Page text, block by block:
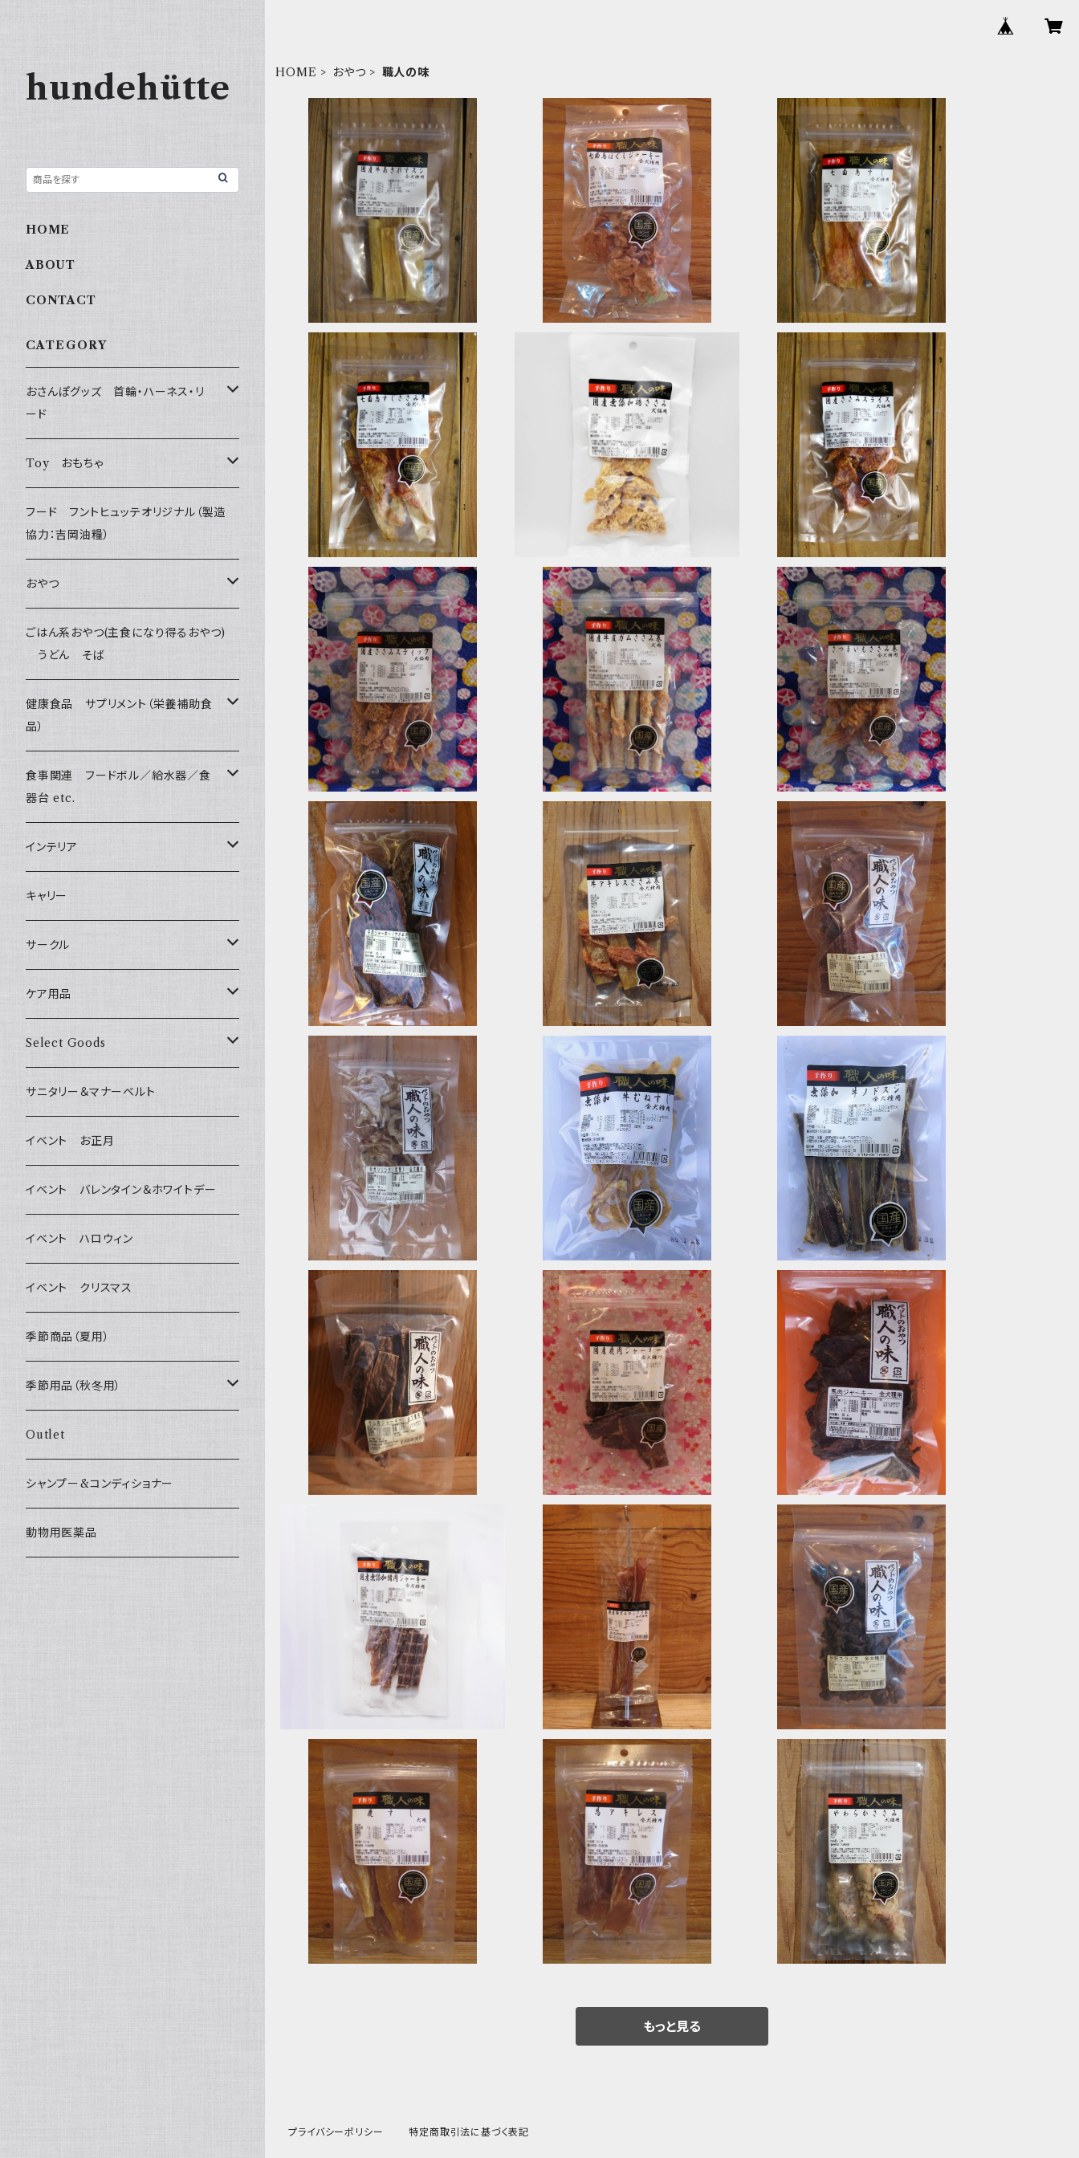
HOME おやつ 職人の味
国産牛あきれすスジ 職人の味
¥770
七面鳥ほぐしジャーキー 職人の味
¥660
SOLD OUT
七面鳥すじ 職人の味
¥660
SOLD OUT
七面鳥すじささみ巻 職人の味
¥660
SOLD OUT
国産無添加鶏ささみ 職人の味
¥660
SOLD OUT
国産ささみスライス 職人の味
¥660
SOLD OUT
国産ささみスティック 職人の味
¥648
SOLD OUT
国産牛皮ガムささみ巻 職人の味
¥648
SOLD OUT
さつまいもささみ巻 職人の味
¥660
SOLD OUT
牛肉ジャーキー(ヤオギモ) 職人の味
¥660
SOLD OUT
牛アキレスささみ巻 職人の味
¥660
SOLD OUT
牛タンジャーキー 職人の味
¥660
SOLD OUT
牛ガリリング 職人の味
¥648
SOLD OUT
無添加 牛むねすじ 職人の味
¥700
SOLD OUT
無添加牛ノドスジ 職人の味
¥900
SOLD OUT
ラム肉ジャーキー 職人の味
¥660
SOLD OUT
国産鹿肉ジャーキー 職人の味
¥660
SOLD OUT
馬肉ジャーキー 職人の味
¥660
SOLD OUT
国産無添加猪肉ジャーキー
¥660
SOLD OUT
国産豚ガムロング 職人の味
¥800
SOLD OUT
砂肝スライス 職人の味
¥648
SOLD OUT
鹿すじ 職人の味
¥733
SOLD OUT
馬アキレス 職人の味
¥924
SOLD OUT
やわらかささみ 職人の味
¥550
SOLD OUT
もっと見る
hundehütte
HOME
ABOUT
CONTACT
CATEGORY
おさんぽグッズ 首輪・ハーネス・リ
ード
フントヒュッテオリジナル Gold
Sサイズ(テープ幅1.5cm) _ 首輪&リードセッ
ト
Sサイズ(テープ幅1.5cm) _ 首輪
Sサイズ(テープ幅1.5cm) _ リード
XSサイズ(テープ幅1.0cm) _ 首輪&リードセ
ット
XSサイズ(テープ幅1.0cm) _ ハーネス&リー
XSサイズ(テープ幅1.0cm) _ ハーネス
XSサイズ(テープ幅1.0cm) _ リード
Mサイズ(テープ幅2.0cm) _ 首輪&リードセ
フントヒュッテオリジナル Silver
(販売終了)
Collar & Leash - XS（超小型犬・幼犬用）
Harness & Leash - XS（超小型犬･幼犬
フントヒュッテオリジナル Woven
Harness & Leash - XS
Harness & Leash Set - S
セレクト
幼犬・超小型犬用 _ 幅1.0cm
小型犬用 _ 幅1.5cm
中型犬用 _ 幅2.0cm
flexi フレキシリード(伸縮リード)
ライト
etc.
Toy おもちゃ
たまごちゃん
BESTEVER / ベストエバー
iDog&iCat
ぬいぐるみ
ラテックスTOY
PomPreece / ポンポリース
デンタル
etc.
BITE ME
フード フントヒュッテオリジナル（製造
協力：吉岡油糧）
おやつ
Bon・rupa(ボンルパ)
京
Bonpuchi
職人の味
ジャーキー
和菓子
愛犬の健康おやつ
POCHETINO
etc.
季節限定 お正月
季節限定 バレンタイン&ホワイトデー
季節限定 夏
季節限定 ハロウィン
季節限定 クリスマス
Wonderful Kitchen / (旧)P-ball
MEAT
FISH
グルテンフリー！ _ DOG TREE
ヒマラヤチーズ！ _ loasis
わんのはな
エリール
O.C.Farm
ごはん系おやつ(主食になり得るおやつ)
うどん そば
健康食品 サプリメント（栄養補助食
品）
涙やけ対策
健康維持
食糞防止
食事関連 フードボル／給水器／食
器台 etc.
フードボウル
給水器
食器台
インテリア
カドラー／ベッド
トイレ
キャリー
サークル
サークル
サークルカバー
ケア用品
ブラシ類
デンタルケア
除菌・抗菌・消臭
耳
静電気防止スプレー
Select Goods
Bichon Frise
サニタリー＆マナーベルト
イベント お正月
イベント バレンタイン＆ホワイトデー
イベント ハロウィン
イベント クリスマス
季節商品（夏用）
季節用品（秋冬用）
ヒーター
Outlet
シャンプー&コンディショナー
動物用医薬品
プライバシーポリシー 特定商取引法に基づく表記